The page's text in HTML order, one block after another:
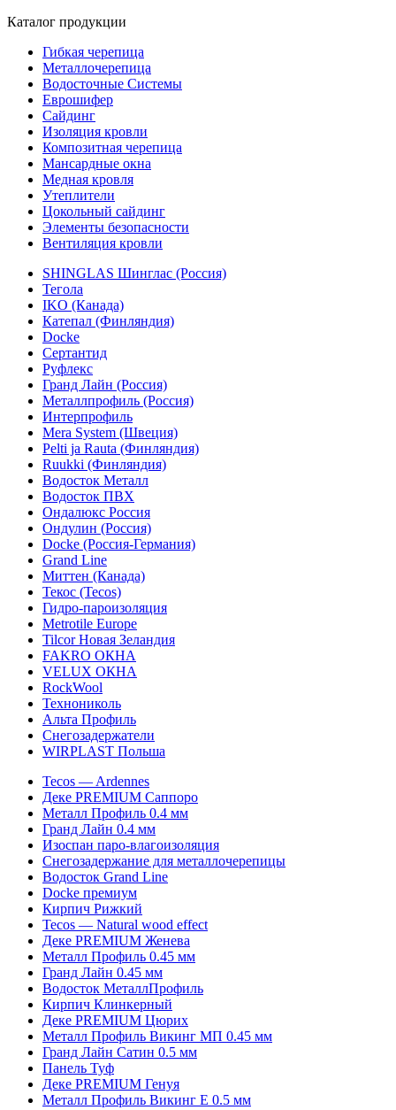
Каталог продукции
Гибкая черепица
Металлочерепица
Водосточные Системы
Еврошифер
Сайдинг
Изоляция кровли
Композитная черепица
Мансардные окна
Медная кровля
Утеплители
Цокольный сайдинг
Элементы безопасности
Вентиляция кровли
SHINGLAS Шинглас (Россия)
Тегола
IKO (Канада)
Катепал (Финляндия)
Docke
Сертантид
Руфлекс
Гранд Лайн (Россия)
Металлпрофиль (Россия)
Интерпрофиль
Mera System (Швеция)
Pelti ja Rauta (Финляндия)
Ruukki (Финляндия)
Водосток Металл
Водосток ПВХ
Ондалюкс Россия
Ондулин (Россия)
Docke (Россия-Германия)
Grand Line
Миттен (Канада)
Текос (Tecos)
Гидро-пароизоляция
Metrotile Europe
Tilcor Новая Зеландия
FAKRO ОКНА
VELUX ОКНА
RockWool
Технониколь
Альта Профиль
Снегозадержатели
WIRPLAST Польша
Tecos — Ardennes
Деке PREMIUM Саппоро
Металл Профиль 0.4 мм
Гранд Лайн 0.4 мм
Изоспан паро-влагоизоляция
Снегозадержание для металлочерепицы
Водосток Grand Line
Docke премиум
Кирпич Рижкий
Tecos — Natural wood effect
Деке PREMIUM Женева
Металл Профиль 0.45 мм
Гранд Лайн 0.45 мм
Водосток МеталлПрофиль
Кирпич Клинкерный
Деке PREMIUM Цюрих
Металл Профиль Викинг MП 0.45 мм
Гранд Лайн Сатин 0.5 мм
Панель Туф
Деке PREMIUM Генуя
Металл Профиль Викинг Е 0.5 мм